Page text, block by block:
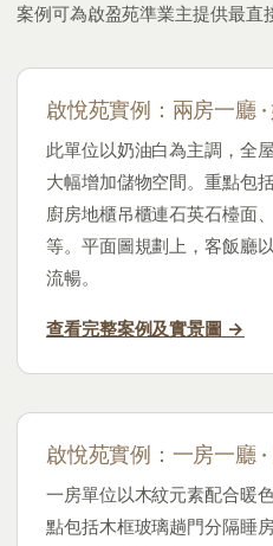
案例可為啟盈苑準業主提供最直
啟悅苑實例：兩房一廳
此單位以奶油白為主調，全
大幅增加儲物空間。重點包
廚房地櫃吊櫃連石英石檯面
等。平面圖規劃上，客飯廳
流暢。
查看完整案例及實景圖 →
啟悅苑實例：一房一廳
一房單位以木紋元素配合暖
點包括木框玻璃趟門分隔睡